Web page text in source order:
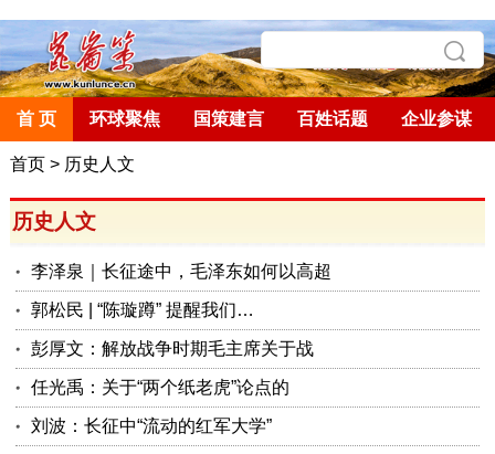
首 页 环球聚焦 国策建言 百姓话题 企业参谋
首页> 历史人文
历史人文
李泽泉｜长征途中，毛泽东如何以高超
郭松民 | “陈璇蹲” 提醒我们…
彭厚文：解放战争时期毛主席关于战
任光禹：关于“两个纸老虎”论点的
刘波：长征中“流动的红军大学”